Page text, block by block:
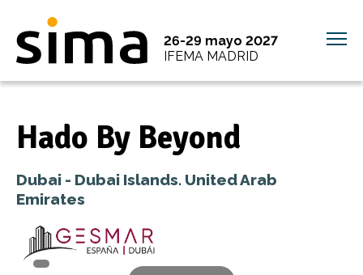
26-29 mayo 2027
IFEMA MADRID
Hado By Beyond
Dubai - Dubai Islands. United Arab
Emirates